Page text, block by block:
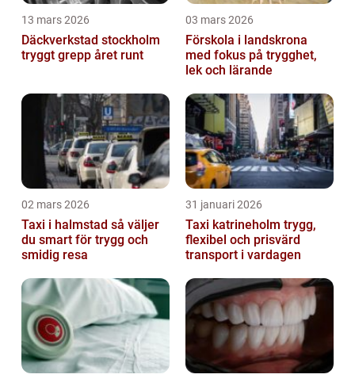
13 mars 2026
Däckverkstad stockholm
tryggt grepp året runt
03 mars 2026
Förskola i landskrona
med fokus på trygghet,
lek och lärande
02 mars 2026
Taxi i halmstad så väljer
du smart för trygg och
smidig resa
31 januari 2026
Taxi katrineholm trygg,
flexibel och prisvärd
transport i vardagen